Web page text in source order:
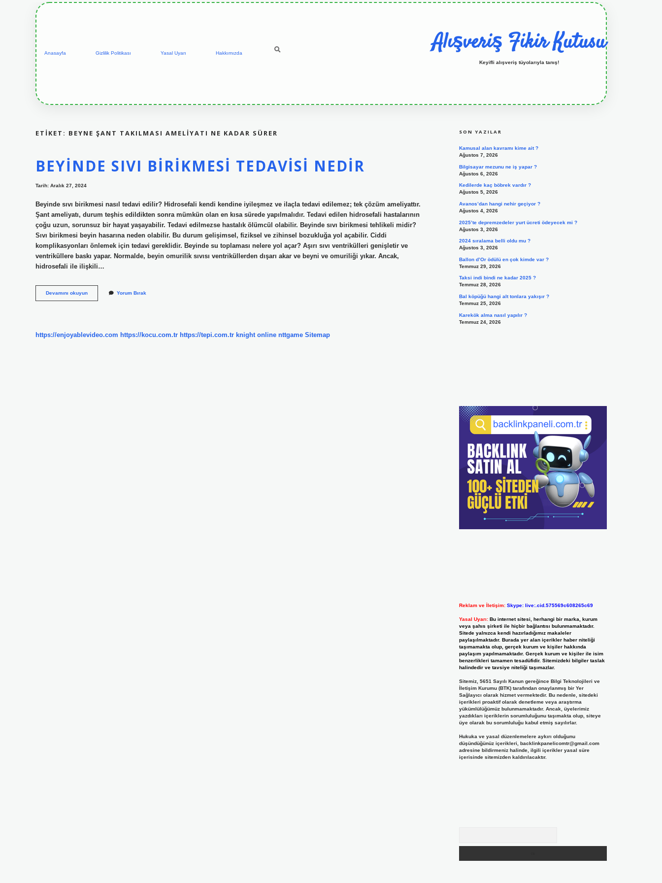
Anasayfa Gizlilik Politikası Yasal Uyarı Hakkımızda Alışveriş Fikir Kutusu
Keyifli alışveriş tüyolarıyla tanış!
ETIKET: BEYNE ŞANT TAKILMASI AMELIYATI NE KADAR SÜRER
BEYINDE SIVI BIRIKMESI TEDAVISI NEDIR
Tarih: Aralık 27, 2024
Beyinde sıvı birikmesi nasıl tedavi edilir? Hidrosefali kendi kendine iyileşmez ve ilaçla tedavi edilemez; tek çözüm ameliyattır.
Şant ameliyatı, durum teşhis edildikten sonra mümkün olan en kısa sürede yapılmalıdır. Tedavi edilen hidrosefali hastalarının
çoğu uzun, sorunsuz bir hayat yaşayabilir. Tedavi edilmezse hastalık ölümcül olabilir. Beyinde sıvı birikmesi tehlikeli midir?
Sıvı birikmesi beyin hasarına neden olabilir. Bu durum gelişimsel, fiziksel ve zihinsel bozukluğa yol açabilir. Ciddi
komplikasyonları önlemek için tedavi gereklidir. Beyinde su toplaması nelere yol açar? Aşırı sıvı ventrikülleri genişletir ve
ventriküllere baskı yapar. Normalde, beyin omurilik sıvısı ventriküllerden dışarı akar ve beyni ve omuriliği yıkar. Ancak,
hidrosefali ile ilişkili…
Devamını okuyunBeyinde
Sıvı
Yorum Bırak
https://enjoyablevideo.com https://kocu.com.tr https://tepi.com.tr knight online nttgame Sitemap
SON YAZILAR
Kamusal alan kavramı kime ait ?
Ağustos 7, 2026
Bilgisayar mezunu ne iş yapar ?
Ağustos 6, 2026
Kedilerde kaç böbrek vardır ?
Ağustos 5, 2026
Avanos’dan hangi nehir geçiyor ?
Ağustos 4, 2026
2025’te depremzedeler yurt ücreti ödeyecek mi ?
Ağustos 3, 2026
2024 sıralama belli oldu mu ?
Ağustos 3, 2026
Ballon d’Or ödülü en çok kimde var ?
Temmuz 29, 2026
Taksi indi bindi ne kadar 2025 ?
Temmuz 28, 2026
Bal köpüğü hangi alt tonlara yakışır ?
Temmuz 25, 2026
Karekök alma nasıl yapılır ?
Temmuz 24, 2026
Reklam ve İletişim: Skype: live:.cid.575569c608265c69
Yasal Uyarı: Bu internet sitesi, herhangi bir marka, kurum
veya şahıs şirketi ile hiçbir bağlantısı bulunmamaktadır.
Sitede yalnızca kendi hazırladığımız makaleler
paylaşılmaktadır. Burada yer alan içerikler haber niteliği
taşımamakta olup, gerçek kurum ve kişiler hakkında
paylaşım yapılmamaktadır. Gerçek kurum ve kişiler ile isim
benzerlikleri tamamen tesadüfidir. Sitemizdeki bilgiler taslak
halindedir ve tavsiye niteliği taşımazlar.
Sitemiz, 5651 Sayılı Kanun gereğince Bilgi Teknolojileri ve
İletişim Kurumu (BTK) tarafından onaylanmış bir Yer
Sağlayıcı olarak hizmet vermektedir. Bu nedenle, sitedeki
içerikleri proaktif olarak denetleme veya araştırma
yükümlülüğümüz bulunmamaktadır. Ancak, üyelerimiz
yazdıkları içeriklerin sorumluluğunu taşımakta olup, siteye
üye olarak bu sorumluluğu kabul etmiş sayılırlar.
Hukuka ve yasal düzenlemelere aykırı olduğunu
düşündüğünüz içerikleri, backlinkpanelicomtr@gmail.com
adresine bildirmeniz halinde, ilgili içerikler yasal süre
içerisinde sitemizden kaldırılacaktır.